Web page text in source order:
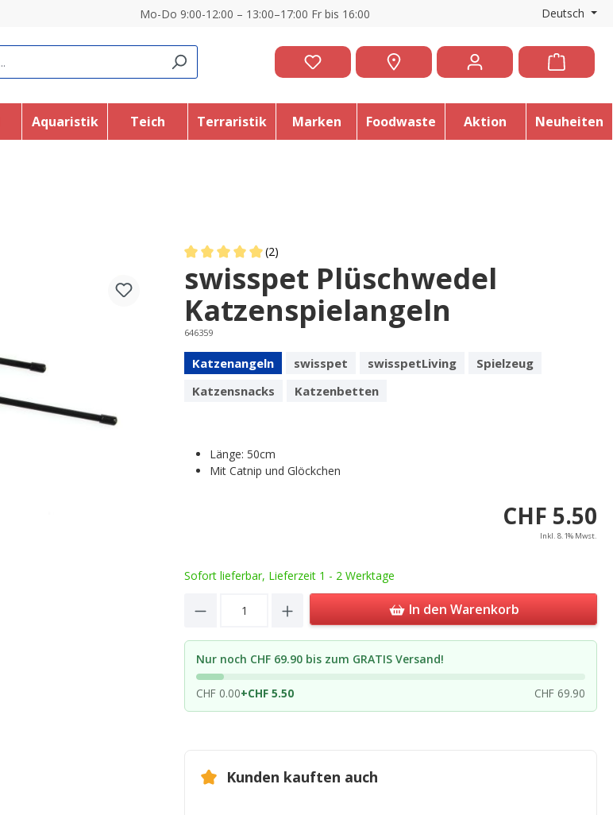
Mo-Do 9:00-12:00 – 13:00–17:00 Fr bis 16:00 Deutsch
Aquaristik Teich Terraristik Marken Foodwaste Aktion Neuheiten
Average rating of 5 out of 5 stars
(2)
swisspet Plüschwedel
Katzenspielangeln
646359
Katzenangeln swisspet swisspetLiving
Spielzeug
Katzensnacks
Katzenbetten
Länge: 50cm
Mit Catnip und Glöckchen
CHF 5.50
Inkl. 8.1% Mwst.
Sofort lieferbar, Lieferzeit 1 - 2 Werktage
Product Quantity: Enter the desired amount
In den Warenkorb
Nur noch CHF 69.90 bis zum GRATIS Versand!
CHF 0.00+CHF 5.50 CHF 69.90
Kunden kauften auch